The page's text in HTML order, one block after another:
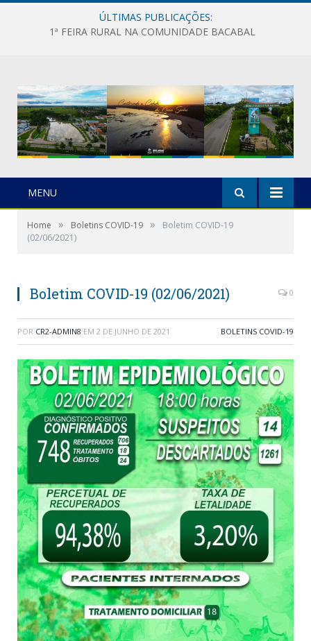
ÚLTIMAS PUBLICAÇÕES:
1ª FEIRA RURAL NA COMUNIDADE BACABAL
MENU
Home » Boletins COVID-19 »
Boletim COVID-19
(02/06/2021)
Boletim COVID-19 (02/06/2021) 0
POR CR2-ADMIN8 EM 2 DE JUNHO DE 2021 BOLETINS COVID-19